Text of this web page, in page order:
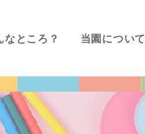
なところ？ 当園について